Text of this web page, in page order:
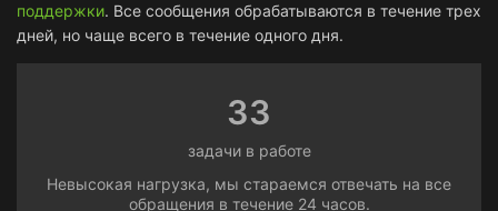
поддержки. Все сообщения обрабатываются в течение трех
дней, но чаще всего в течение одного дня.
33
задачи в работе
Невысокая нагрузка, мы стараемся отвечать на все
обращения в течение 24 часов.